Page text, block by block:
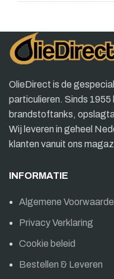
OlieDirect is de
particulieren. Sinds
brandstoftanks,
Wij leveren in geheel
klanten vanuit ons
INFORMATIE
Algemene
Privacy Verklaring
Cookie beleid
Bestellen & Leveren